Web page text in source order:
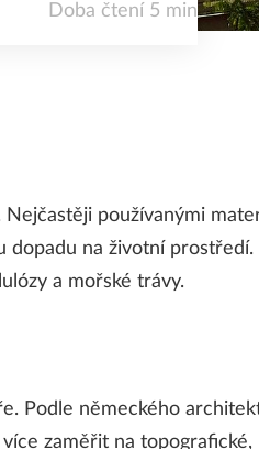
Doba čtení 5 min
používanými
dopadu na životní
a mořské trávy.
Podle německého
zaměřit na topografické,